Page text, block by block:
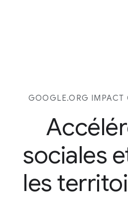
GOOGLE.ORG
sociales
les